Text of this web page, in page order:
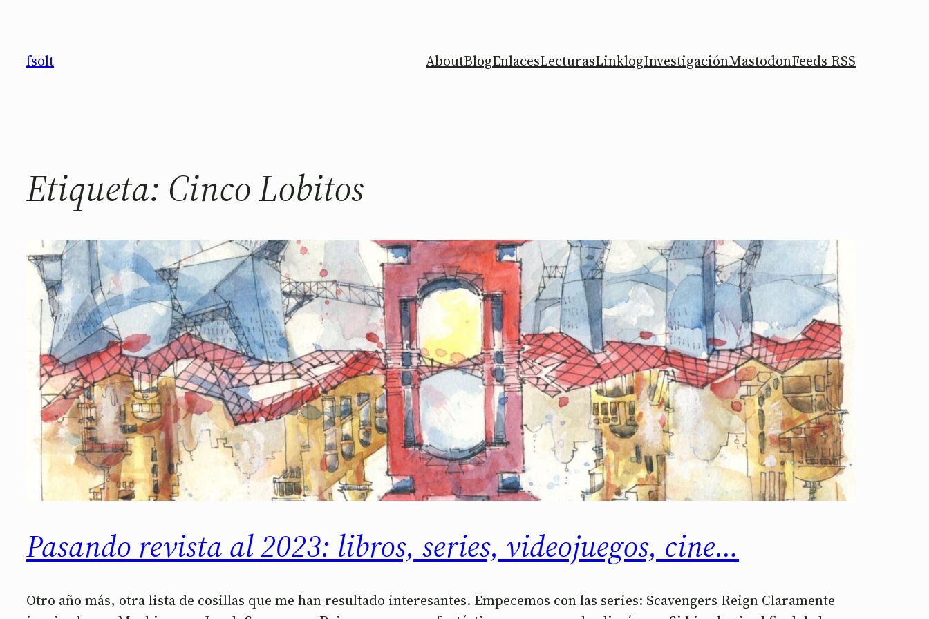
contenido
fsolt AboutBlogEnlacesLecturasLinklogInvestigaciónMastodonFeeds RSS
Etiqueta: Cinco Lobitos
Pasando revista al 2023: libros, series, videojuegos, cine…
Otro año más, otra lista de cosillas que me han resultado interesantes. Empecemos con las series: Scavengers Reign Claramente